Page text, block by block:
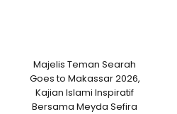
Majelis Teman Searah
Goes to Makassar 2026,
Kajian Islami Inspiratif
Bersama Meyda Sefira